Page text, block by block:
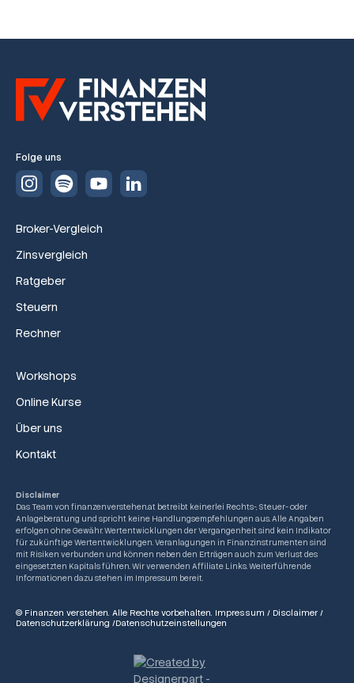
Folge uns
Broker-Vergleich
Zinsvergleich
Ratgeber
Steuern
Rechner
Workshops
Online Kurse
Über uns
Kontakt
Disclaimer
Das Team von finanzenverstehen.at betreibt keinerlei Rechts-, Steuer- oder
Anlageberatung und spricht keine Handlungsempfehlungen aus. Alle Angaben
erfolgen ohne Gewähr. Wertentwicklungen der Vergangenheit sind kein Indikator
für zukünftige Wertentwicklungen. Veranlagungen in Finanzinstrumenten sind
mit Risiken verbunden und können neben den Erträgen auch zum Verlust des
eingesetzten Kapitals führen. Wir verwenden Affiliate Links. Weiterführende
Informationen dazu stehen im Impressum bereit.
© Finanzen verstehen. Alle Rechte vorbehalten. Impressum / Disclaimer /
Datenschutzerklärung /Datenschutzeinstellungen